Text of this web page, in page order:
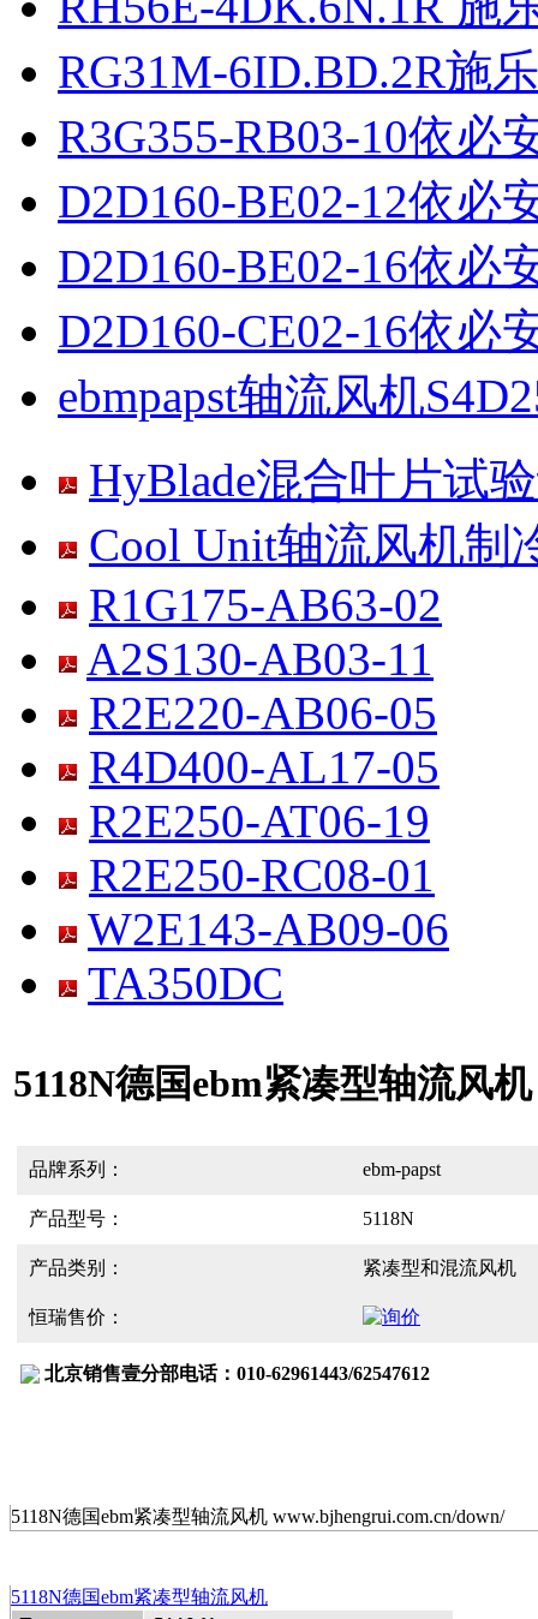
RG31M-6ID.BD.2R施
R3G355-RB03-10依必
D2D160-BE02-12依必
D2D160-BE02-16依必
D2D160-CE02-16依必
ebmpapst轴流风机
HyBlade混合叶片试
Cool Unit轴流风机制
R1G175-AB63-02
A2S130-AB03-11
R2E220-AB06-05
R4D400-AL17-05
R2E250-AT06-19
R2E250-RC08-01
W2E143-AB09-06
TA350DC
5118N德国ebm紧凑型轴流风机
品牌系列： ebm-papst
产品型号： 5118N
产品类别： 紧凑型和混流风机
恒瑞售价：
北京销售壹分部电话：010-62961443/62547612
5118N德国ebm紧凑型轴流风机 www.bjhengrui.com.cn/down/
5118N德国ebm紧凑型轴流风机